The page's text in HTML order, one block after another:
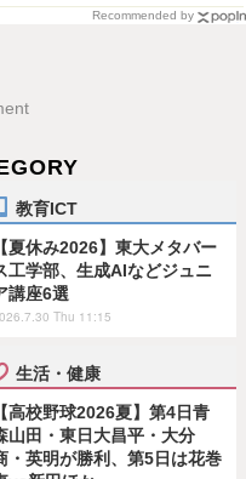
Recommended by
教育ICT
【夏休み2026】東大メタバー
工学部、生成AIなどジュニ
講座6選
Thu 11:15
生活・健康
【高校野球2026夏】第4日青
山田・東日大昌平・大分
・英明が勝利、第5日は花巻